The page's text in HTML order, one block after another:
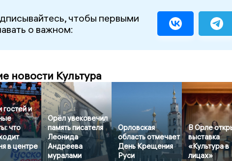
чтобы первыми
о важном:
новости Культура
гостей и
что
в центре
Орёл увековечил
память писателя
Леонида
Андреева
муралами
Орловская
область отмечает
День Крещения
Руси
В Орле
выставка
«Культура в
лицах»